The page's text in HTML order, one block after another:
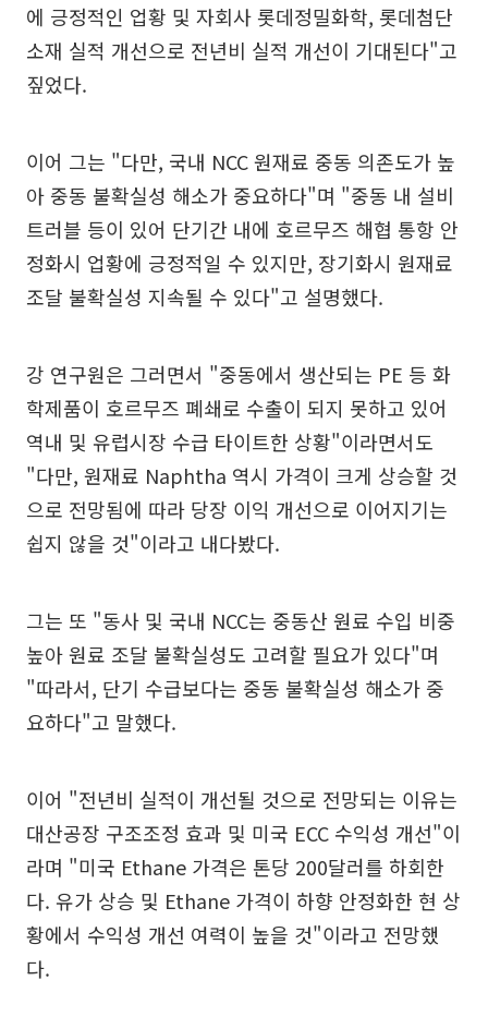
에 긍정적인 업황 및 자회사 롯데정밀화학, 롯데첨단
소재 실적 개선으로 전년비 실적 개선이 기대된다"고
짚었다.
이어 그는 "다만, 국내 NCC 원재료 중동 의존도가 높
아 중동 불확실성 해소가 중요하다"며 "중동 내 설비
트러블 등이 있어 단기간 내에 호르무즈 해협 통항 안
정화시 업황에 긍정적일 수 있지만, 장기화시 원재료
조달 불확실성 지속될 수 있다"고 설명했다.
강 연구원은 그러면서 "중동에서 생산되는 PE 등 화
학제품이 호르무즈 폐쇄로 수출이 되지 못하고 있어
역내 및 유럽시장 수급 타이트한 상황"이라면서도
"다만, 원재료 Naphtha 역시 가격이 크게 상승할 것
으로 전망됨에 따라 당장 이익 개선으로 이어지기는
쉽지 않을 것"이라고 내다봤다.
그는 또 "동사 및 국내 NCC는 중동산 원료 수입 비중
높아 원료 조달 불확실성도 고려할 필요가 있다"며
"따라서, 단기 수급보다는 중동 불확실성 해소가 중
요하다"고 말했다.
이어 "전년비 실적이 개선될 것으로 전망되는 이유는
대산공장 구조조정 효과 및 미국 ECC 수익성 개선"이
라며 "미국 Ethane 가격은 톤당 200달러를 하회한
다. 유가 상승 및 Ethane 가격이 하향 안정화한 현 상
황에서 수익성 개선 여력이 높을 것"이라고 전망했
다.